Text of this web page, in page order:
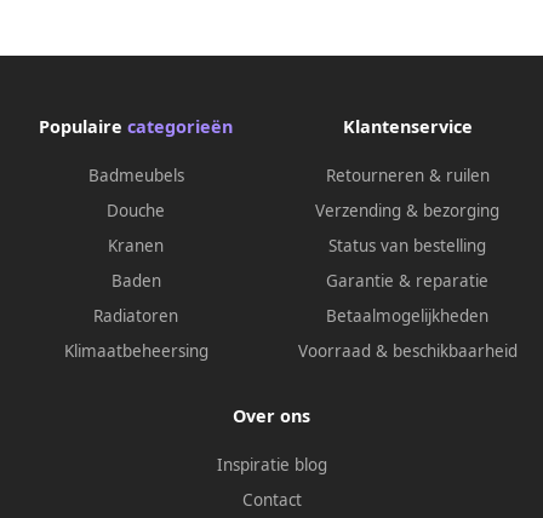
Populaire categorieën
Badmeubels
Douche
Kranen
Baden
Radiatoren
Klimaatbeheersing
Klantenservice
Retourneren & ruilen
Verzending & bezorging
Status van bestelling
Garantie & reparatie
Betaalmogelijkheden
Voorraad & beschikbaarheid
Over ons
Inspiratie blog
Contact